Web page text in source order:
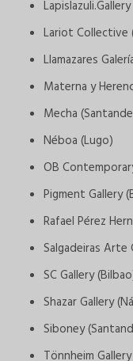
Lariot Collective
Llamazares
Materna y
Mecha
Néboa (Lugo)
OB
Pigment Gallery
Rafael Pérez
Salgadeiras Arte
SC Gallery
Shazar Gallery
Siboney
Tönnheim